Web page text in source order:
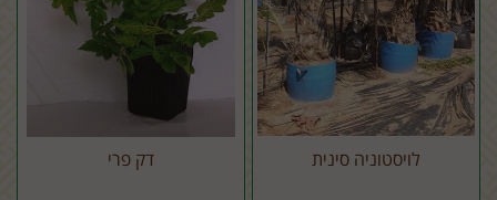
לויסטוניה סינית דק פרי